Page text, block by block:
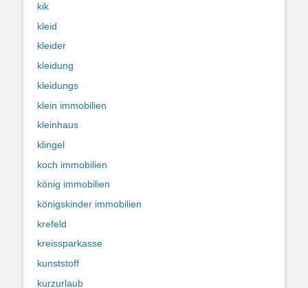
kik
kleid
kleider
kleidung
kleidungs
klein immobilien
kleinhaus
klingel
koch immobilien
könig immobilien
königskinder immobilien
krefeld
kreissparkasse
kunststoff
kurzurlaub